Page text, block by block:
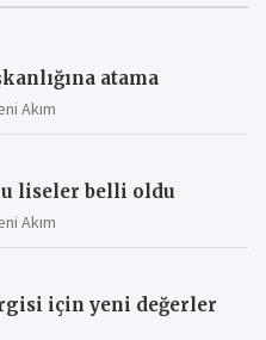
atama
Akım
liseler belli oldu
Akım
için yeni değerler